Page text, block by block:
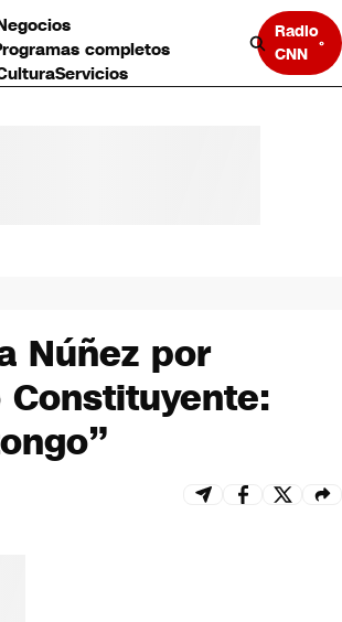
completos
Servicios
Radio
CNN
Núñez por
Constituyente: